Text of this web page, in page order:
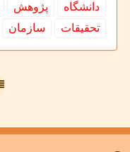
دانشگاه پژوهش
تحقیقات
سازمان